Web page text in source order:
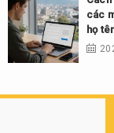
các
họ